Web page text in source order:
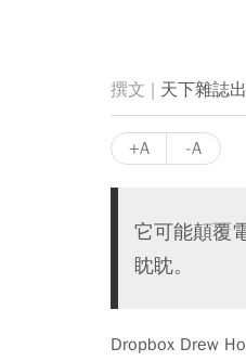
天下雜誌
+A -A
它可能顛覆
眈眈。
Dropbox Drew